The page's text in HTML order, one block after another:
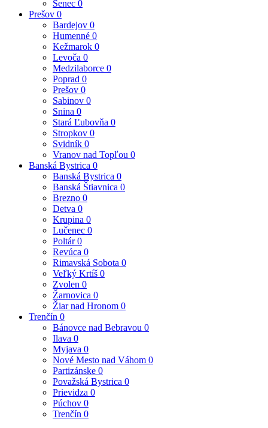
Senec 0
Prešov 0
Bardejov 0
Humenné 0
Kežmarok 0
Levoča 0
Medzilaborce 0
Poprad 0
Prešov 0
Sabinov 0
Snina 0
Stará Ľubovňa 0
Stropkov 0
Svidník 0
Vranov nad Topľou 0
Banská Bystrica 0
Banská Bystrica 0
Banská Štiavnica 0
Brezno 0
Detva 0
Krupina 0
Lučenec 0
Poltár0
Revúca 0
Rimavská Sobota 0
Veľký Krtíš 0
Zvolen 0
Žarnovica 0
Žiar nad Hronom 0
Trenčín 0
Bánovce nad Bebravou 0
Ilava 0
Myjava 0
Nové Mesto nad Váhom 0
Partizánske 0
Považská Bystrica 0
Prievidza 0
Púchov 0
Trenčín 0